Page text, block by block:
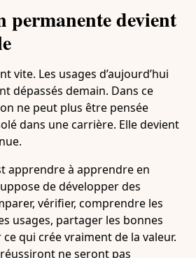
devient
vite. Les usages d’aujourd’hui
dépassés demain. Dans ce
ne peut plus être pensée
dans une carrière. Elle devient
apprendre à apprendre en
de développer des
vérifier, comprendre les
usages, partager les bonnes
qui crée vraiment de la valeur.
ne seront pas